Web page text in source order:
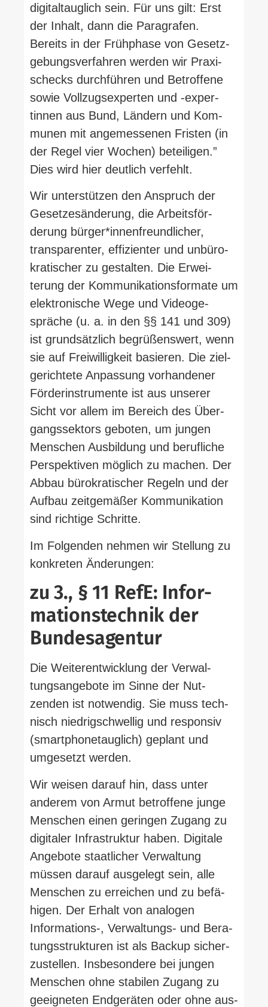
digi­tal­tauglich sein. Für uns gilt: Erst
der Inhalt, dann die Para­grafen.
Bereits in der Früh­phase von Gesetz­
ge­bungs­ver­fahren werden wir Pra­xi­
schecks durch­führen und Betroffene
sowie Voll­zugs­experten und ‑exper­
tinnen aus Bund, Ländern und Kom­
munen mit ange­mes­senen Fristen (in
der Regel vier Wochen) betei­ligen.”
Dies wird hier deutlich verfehlt.
Wir unter­stützen den Anspruch der
Geset­zes­än­derung, die Arbeits­för­
derung bürger*innenfreundlicher,
trans­pa­renter, effi­zi­enter und unbü­ro­
kra­ti­scher zu gestalten. Die Erwei­
terung der Kom­mu­ni­ka­ti­ons­formate um
elek­tro­nische Wege und Video­ge­
spräche (u. a. in den §§ 141 und 309)
ist grund­sätzlich begrü­ßenswert, wenn
sie auf Frei­wil­ligkeit basieren. Die ziel­
ge­richtete Anpassung vor­han­dener
För­der­instru­mente ist aus unserer
Sicht vor allem im Bereich des Über­
gangs­sektors geboten, um jungen
Men­schen Aus­bildung und beruf­liche
Per­spek­tiven möglich zu machen. Der
Abbau büro­kra­ti­scher Regeln und der
Aufbau zeit­ge­mäßer Kom­mu­ni­kation
sind richtige Schritte.
Im Fol­genden nehmen wir Stellung zu
kon­kreten Änderungen:
zu 3., § 11 RefE: Infor­
ma­ti­ons­technik der
Bundesagentur
Die Wei­ter­ent­wicklung der Ver­wal­
tungs­an­gebote im Sinne der Nut­
zenden ist not­wendig. Sie muss tech­
nisch nied­rig­schwellig und responsiv
(smart­phone­tauglich) geplant und
umge­setzt werden.
Wir weisen darauf hin, dass unter
anderem von Armut betroffene junge
Men­schen einen geringen Zugang zu
digi­taler Infra­struktur haben. Digitale
Angebote staat­licher Ver­waltung
müssen darauf aus­gelegt sein, alle
Men­schen zu erreichen und zu befä­
higen. Der Erhalt von ana­logen
Informations‑, Verwaltungs- und Bera­
tungs­struk­turen ist als Backup sicher­
zu­stellen. Ins­be­sondere bei jungen
Men­schen ohne sta­bilen Zugang zu
geeig­neten End­ge­räten oder ohne aus­